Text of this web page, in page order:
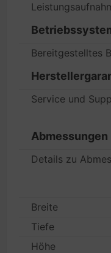
Bereitgestelltes
Service und
Details zu
Breite
Tiefe
Höhe